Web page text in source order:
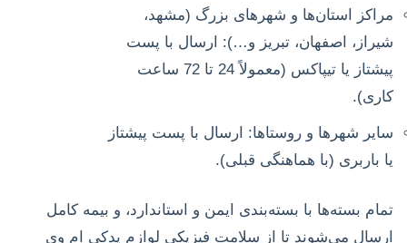
مراکز استان‌ها و شهرهای بزرگ (مشهد،
شیراز، اصفهان، تبریز و…): ارسال با پست
پیشتاز یا تیپاکس (معمولاً 24 تا 72 ساعت
کاری).
سایر شهرها و روستاها: ارسال با پست پیشتاز
یا باربری (با هماهنگی قبلی).
تمام بسته‌ها با بسته‌بندی ایمن و استاندارد، و بیمه کامل
ارسال می‌شوند تا از سلامت فیزیکی لوازم یدکی ام وی